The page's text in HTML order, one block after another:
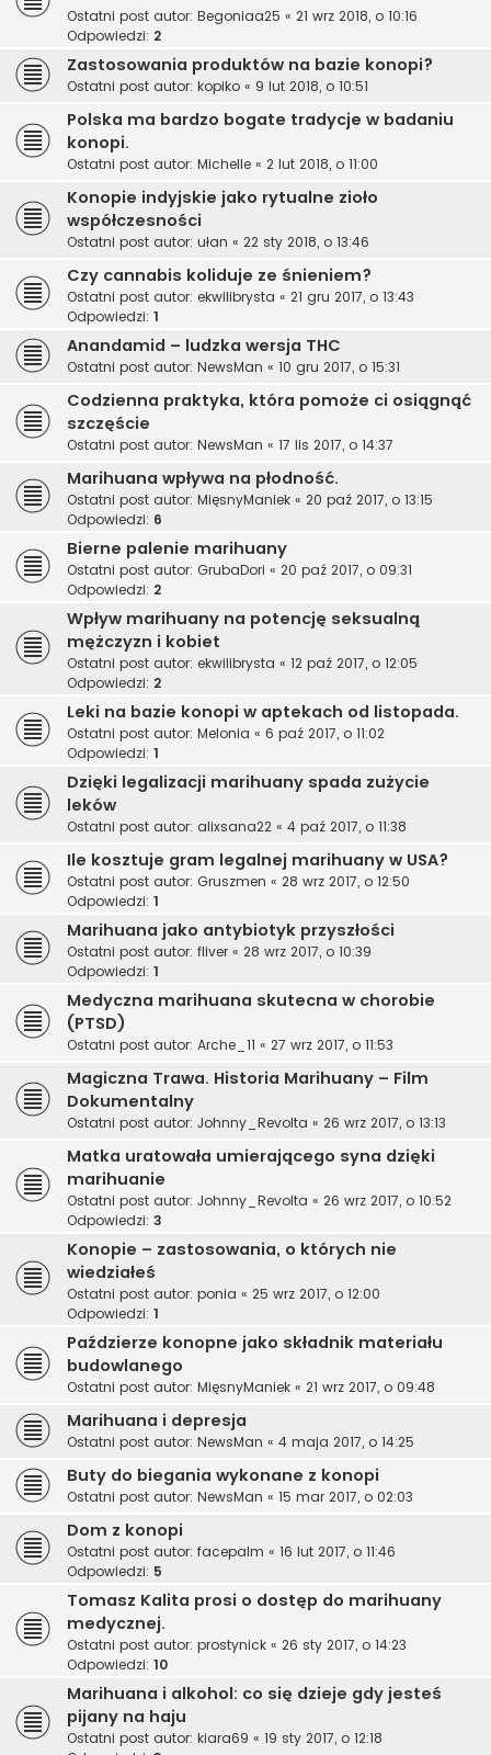
Ostatni post autor: Begoniaa25 « 21 wrz 2018, o 10:16
Odpowiedzi: 2
Zastosowania produktów na bazie konopi?
Ostatni post autor: kopiko « 9 lut 2018, o 10:51
Polska ma bardzo bogate tradycje w badaniu
konopi.
Ostatni post autor: Michelle « 2 lut 2018, o 11:00
Konopie indyjskie jako rytualne zioło
współczesności
Ostatni post autor: ułan « 22 sty 2018, o 13:46
Czy cannabis koliduje ze śnieniem?
Ostatni post autor: ekwilibrysta « 21 gru 2017, o 13:43
Odpowiedzi: 1
Anandamid – ludzka wersja THC
Ostatni post autor: NewsMan « 10 gru 2017, o 15:31
Codzienna praktyka, która pomoże ci osiągnąć
szczęście
Ostatni post autor: NewsMan « 17 lis 2017, o 14:37
Marihuana wpływa na płodność.
Ostatni post autor: MięsnyManiek « 20 paź 2017, o 13:15
Odpowiedzi: 6
Bierne palenie marihuany
Ostatni post autor: GrubaDori « 20 paź 2017, o 09:31
Odpowiedzi: 2
Wpływ marihuany na potencję seksualną
mężczyzn i kobiet
Ostatni post autor: ekwilibrysta « 12 paź 2017, o 12:05
Odpowiedzi: 2
Leki na bazie konopi w aptekach od listopada.
Ostatni post autor: Melonia « 6 paź 2017, o 11:02
Odpowiedzi: 1
Dzięki legalizacji marihuany spada zużycie
leków
Ostatni post autor: alixsana22 « 4 paź 2017, o 11:38
Ile kosztuje gram legalnej marihuany w USA?
Ostatni post autor: Gruszmen « 28 wrz 2017, o 12:50
Odpowiedzi: 1
Marihuana jako antybiotyk przyszłości
Ostatni post autor: fliver « 28 wrz 2017, o 10:39
Odpowiedzi: 1
Medyczna marihuana skutecna w chorobie
(PTSD)
Ostatni post autor: Arche_11 « 27 wrz 2017, o 11:53
Magiczna Trawa. Historia Marihuany – Film
Dokumentalny
Ostatni post autor: Johnny_Revolta « 26 wrz 2017, o 13:13
Matka uratowała umierającego syna dzięki
marihuanie
Ostatni post autor: Johnny_Revolta « 26 wrz 2017, o 10:52
Odpowiedzi: 3
Konopie – zastosowania, o których nie
wiedziałeś
Ostatni post autor: ponia « 25 wrz 2017, o 12:00
Odpowiedzi: 1
Paździerze konopne jako składnik materiału
budowlanego
Ostatni post autor: MięsnyManiek « 21 wrz 2017, o 09:48
Marihuana i depresja
Ostatni post autor: NewsMan « 4 maja 2017, o 14:25
Buty do biegania wykonane z konopi
Ostatni post autor: NewsMan « 15 mar 2017, o 02:03
Dom z konopi
Ostatni post autor: facepalm « 16 lut 2017, o 11:46
Odpowiedzi: 5
Tomasz Kalita prosi o dostęp do marihuany
medycznej.
Ostatni post autor: prostynick « 26 sty 2017, o 14:23
Odpowiedzi: 10
Marihuana i alkohol: co się dzieje gdy jesteś
pijany na haju
Ostatni post autor: kiara69 « 19 sty 2017, o 12:18